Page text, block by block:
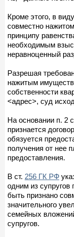
Кроме этого, в
совместно
принципу
необходимым
неравноценный
Разрешая
нажитым
собственности
<адрес>, суд
На основании п. 2
признается
обязуется
получения от нее
предоставления.
В ст. 256 ГК РФ
одним из
быть признано
значительного
семейных
супругов.